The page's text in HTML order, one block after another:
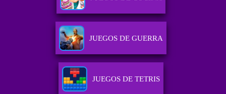
JUEGOS DE GUERRA
JUEGOS DE TETRIS